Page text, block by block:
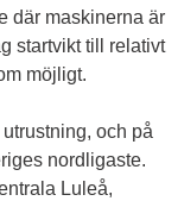
där maskinerna är
startvikt till relativt
möjligt.
och på
nordligaste.
Luleå,